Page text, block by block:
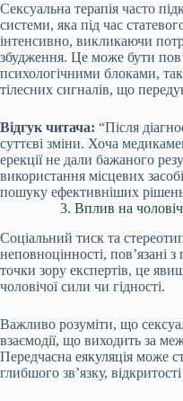
Сексуальна терапія часто
системи, яка під час
інтенсивно, викликаючи
збудження. Це може бути
психологічними блоками,
тілесних сигналів, що
Відгук читача: “Після
суттєві зміни. Хоча
ерекції не дали бажаного
використання місцевих
пошуку ефективніших
3. Вплив на
Соціальний тиск та
неповноцінності, пов’язані
точки зору експертів, це
чоловічої сили чи гідності.
Важливо розуміти, що
взаємодії, що виходить за
Передчасна еякуляція може
глибшого зв’язку,